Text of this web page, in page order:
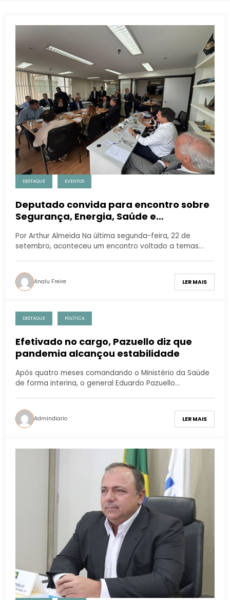
DESTAQUE EVENTOS
Deputado convida para encontro sobre
Segurança, Energia, Saúde e
Por Arthur Almeida Na última segunda-feira, 22 de
setembro, aconteceu um encontro voltado a temas…
Analu Freire LER MAIS
DESTAQUE POLÍTICA
Efetivado no cargo, Pazuello diz que
pandemia alcançou estabilidade
Após quatro meses comandando o Ministério da Saúde
de forma interina, o general Eduardo Pazuello…
Admindiario LER MAIS